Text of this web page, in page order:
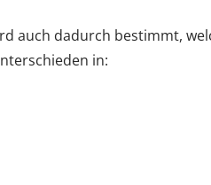
auch dadurch bestimmt,
in: